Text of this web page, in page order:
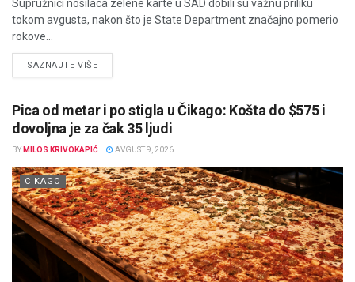
Supružnici nosilaca zelene karte u SAD dobili su važnu priliku
tokom avgusta, nakon što je State Department značajno pomerio
rokove...
SAZNAJTE VIŠEDETAILS
Pica od metar i po stigla u Čikago: Košta do $575 i
dovoljna je za čak 35 ljudi
BY MILOS KRIVOKAPIĆ AVGUST 9, 2026
CIKAGO